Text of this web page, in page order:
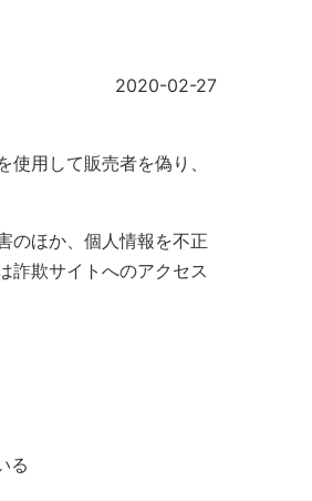
2020-02-27
用して販売者を偽り、
のほか、個人情報を不正
詐欺サイトへのアクセス
る